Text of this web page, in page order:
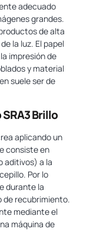
adecuado
grandes.
de alta
la luz. El papel
impresión de
y material
suele ser de
Brillo
aplicando un
consiste en
aditivos) a la
Por lo
durante la
de recubrimiento.
mediante el
máquina de